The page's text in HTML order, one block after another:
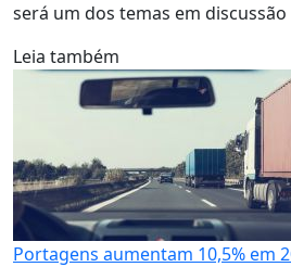
será um dos temas em
Leia também
Portagens aumentam 10,5% em